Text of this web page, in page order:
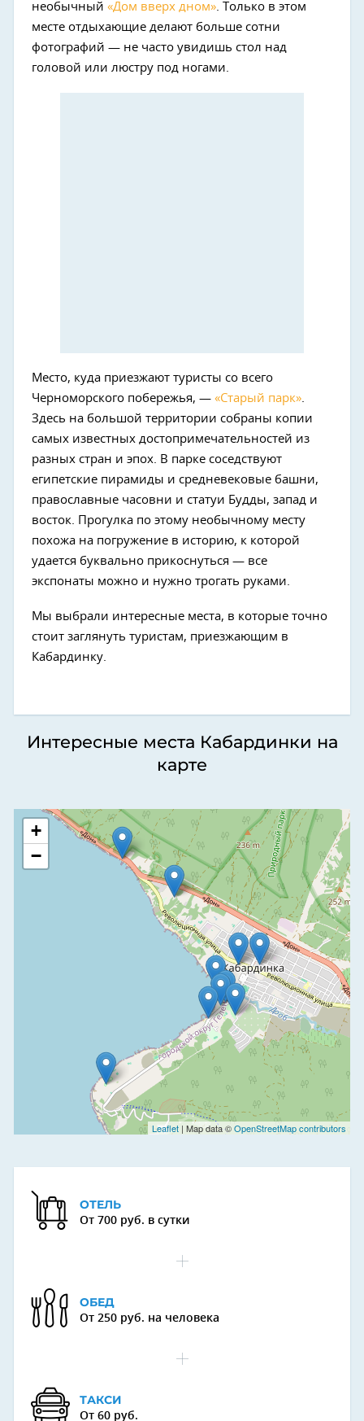
необычный «Дом вверх дном». Только в этом
месте отдыхающие делают больше сотни
фотографий — не часто увидишь стол над
головой или люстру под ногами.
Место, куда приезжают туристы со всего
Черноморского побережья, — «Старый парк».
Здесь на большой территории собраны копии
самых известных достопримечательностей из
разных стран и эпох. В парке соседствуют
египетские пирамиды и средневековые башни,
православные часовни и статуи Будды, запад и
восток. Прогулка по этому необычному месту
похожа на погружение в историю, к которой
удается буквально прикоснуться — все
экспонаты можно и нужно трогать руками.
Мы выбрали интересные места, в которые точно
стоит заглянуть туристам, приезжающим в
Кабардинку.
Интересные места Кабардинки на
карте
+
−
Leaflet | Map data ©OpenStreetMap contributors
ОТЕЛЬ
От 700 руб. в сутки
ОБЕД
От 250 руб. на человека
ТАКСИ
От 60 руб.